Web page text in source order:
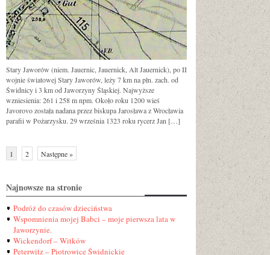
Stary Jaworów (niem. Jauernic, Jauernick, Alt Jauernick), po II
wojnie światowej Stary Jaworów, leży 7 km na płn. zach. od
Świdnicy i 3 km od Jaworzyny Śląskiej. Najwyższe
wzniesienia: 261 i 258 m npm. Około roku 1200 wieś
Javorovo została nadana przez biskupa Jarosława z Wrocławia
parafii w Pożarzysku. 29 września 1323 roku rycerz Jan […]
1 2 Następne »
Najnowsze na stronie
Podróż do czasów dzieciństwa
Wspomnienia mojej Babci – moje pierwsza lata w
Jaworzynie.
Wickendorf – Witków
Peterwitz – Piotrowice Świdnickie